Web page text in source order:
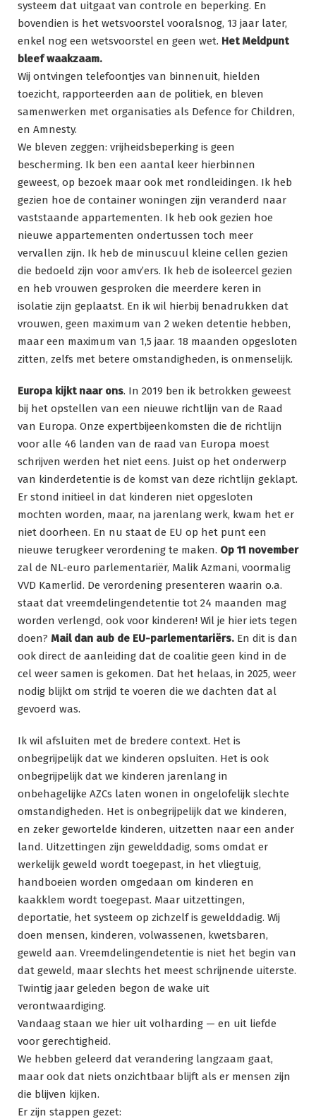
systeem dat uitgaat van controle en beperking. En
bovendien is het wetsvoorstel vooralsnog, 13 jaar later,
enkel nog een wetsvoorstel en geen wet. Het Meldpunt
bleef waakzaam.
Wij ontvingen telefoontjes van binnenuit, hielden
toezicht, rapporteerden aan de politiek, en bleven
samenwerken met organisaties als Defence for Children,
en Amnesty.
We bleven zeggen: vrijheidsbeperking is geen
bescherming. Ik ben een aantal keer hierbinnen
geweest, op bezoek maar ook met rondleidingen. Ik heb
gezien hoe de container woningen zijn veranderd naar
vaststaande appartementen. Ik heb ook gezien hoe
nieuwe appartementen ondertussen toch meer
vervallen zijn. Ik heb de minuscuul kleine cellen gezien
die bedoeld zijn voor amv’ers. Ik heb de isoleercel gezien
en heb vrouwen gesproken die meerdere keren in
isolatie zijn geplaatst. En ik wil hierbij benadrukken dat
vrouwen, geen maximum van 2 weken detentie hebben,
maar een maximum van 1,5 jaar. 18 maanden opgesloten
zitten, zelfs met betere omstandigheden, is onmenselijk.
Europa kijkt naar ons. In 2019 ben ik betrokken geweest
bij het opstellen van een nieuwe richtlijn van de Raad
van Europa. Onze expertbijeenkomsten die de richtlijn
voor alle 46 landen van de raad van Europa moest
schrijven werden het niet eens. Juist op het onderwerp
van kinderdetentie is de komst van deze richtlijn geklapt.
Er stond initieel in dat kinderen niet opgesloten
mochten worden, maar, na jarenlang werk, kwam het er
niet doorheen. En nu staat de EU op het punt een
nieuwe terugkeer verordening te maken. Op 11 november
zal de NL-euro parlementariër, Malik Azmani, voormalig
VVD Kamerlid. De verordening presenteren waarin o.a.
staat dat vreemdelingendetentie tot 24 maanden mag
worden verlengd, ook voor kinderen! Wil je hier iets tegen
doen? Mail dan aub de EU-parlementariërs. En dit is dan
ook direct de aanleiding dat de coalitie geen kind in de
cel weer samen is gekomen. Dat het helaas, in 2025, weer
nodig blijkt om strijd te voeren die we dachten dat al
gevoerd was.
Ik wil afsluiten met de bredere context. Het is
onbegrijpelijk dat we kinderen opsluiten. Het is ook
onbegrijpelijk dat we kinderen jarenlang in
onbehagelijke AZCs laten wonen in ongelofelijk slechte
omstandigheden. Het is onbegrijpelijk dat we kinderen,
en zeker gewortelde kinderen, uitzetten naar een ander
land. Uitzettingen zijn gewelddadig, soms omdat er
werkelijk geweld wordt toegepast, in het vliegtuig,
handboeien worden omgedaan om kinderen en
kaakklem wordt toegepast. Maar uitzettingen,
deportatie, het systeem op zichzelf is gewelddadig. Wij
doen mensen, kinderen, volwassenen, kwetsbaren,
geweld aan. Vreemdelingendetentie is niet het begin van
dat geweld, maar slechts het meest schrijnende uiterste.
Twintig jaar geleden begon de wake uit
verontwaardiging.
Vandaag staan we hier uit volharding — en uit liefde
voor gerechtigheid.
We hebben geleerd dat verandering langzaam gaat,
maar ook dat niets onzichtbaar blijft als er mensen zijn
die blijven kijken.
Er zijn stappen gezet: